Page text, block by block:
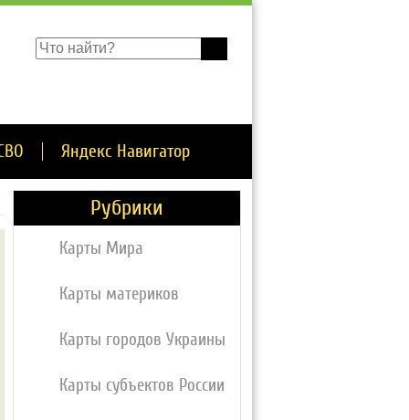
Яндекс Навигатор
Рубрики
Карты Мира
Карты материков
Карты городов Украины
Карты субъектов России